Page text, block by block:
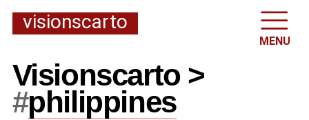
visionscarto
MENU
Visionscarto >
#philippines